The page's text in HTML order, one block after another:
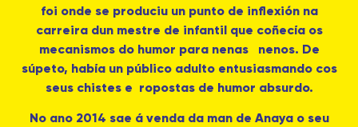
foi onde se produciu un punto de inflexión na
carreira dun mestre de infantil que coñecía os
mecanismos do humor para nenas nenos. De
súpeto, había un público adulto entusiasmando cos
seus chistes e ropostas de humor absurdo.
No ano 2014 sae á venda da man de Anaya o seu